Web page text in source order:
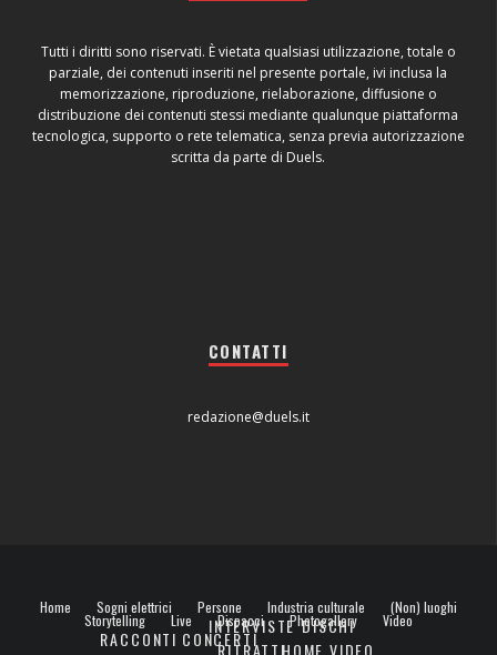
Tutti i diritti sono riservati. È vietata qualsiasi utilizzazione, totale o
parziale, dei contenuti inseriti nel presente portale, ivi inclusa la
memorizzazione, riproduzione, rielaborazione, diffusione o
distribuzione dei contenuti stessi mediante qualunque piattaforma
tecnologica, supporto o rete telematica, senza previa autorizzazione
scritta da parte di Duels.
CONTATTI
redazione@duels.it
Home Sogni elettrici Persone
INTERVISTE
Industria culturale
DISCHI
(Non) luoghi
Storytelling
RACCONTI
Live
CONCERTI
Dispacci Photogallery Video